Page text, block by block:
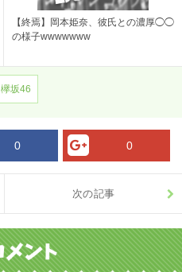
【終焉】岡本姫奈、彼氏との濃厚◯◯
の様子wwwwwww
欅坂46
0 0
次の記事